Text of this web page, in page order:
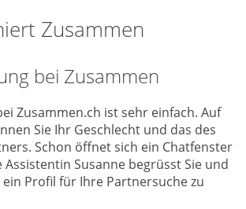
Zusammen
bei Zusammen
Zusammen.ch ist sehr einfach. Auf
Sie Ihr Geschlecht und das des
Schon öffnet sich ein Chatfenster
Susanne begrüsst Sie und
Profil für Ihre Partnersuche zu